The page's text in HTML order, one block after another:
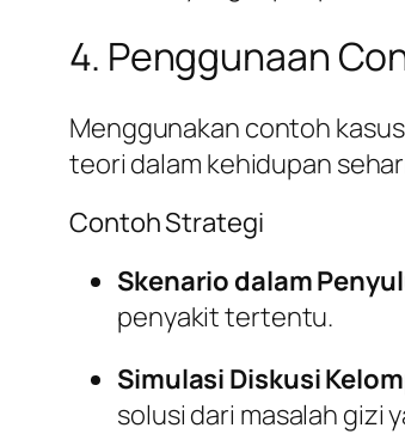
4. Penggunaan
Menggunakan contoh
teori dalam kehidupan
Contoh Strategi
Skenario dalam
penyakit tertentu.
Simulasi Diskusi
solusi dari masalah gizi